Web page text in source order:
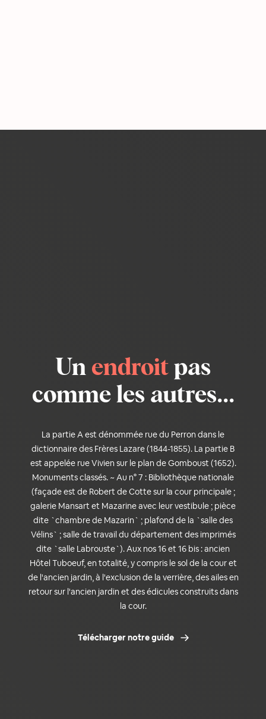
Un endroit pas
comme les autres...
La partie A est dénommée rue du Perron dans le
dictionnaire des Frères Lazare (1844-1855). La partie B
est appelée rue Vivien sur le plan de Gomboust (1652).
Monuments classés. ~ Au n° 7 : Bibliothèque nationale
(façade est de Robert de Cotte sur la cour principale ;
galerie Mansart et Mazarine avec leur vestibule ; pièce
dite `chambre de Mazarin` ; plafond de la `salle des
Vélins` ; salle de travail du département des imprimés
dite `salle Labrouste`). Aux nos 16 et 16 bis : ancien
Hôtel Tuboeuf, en totalité, y compris le sol de la cour et
de l'ancien jardin, à l'exclusion de la verrière, des ailes en
retour sur l'ancien jardin et des édicules construits dans
la cour.
Télécharger notre guide